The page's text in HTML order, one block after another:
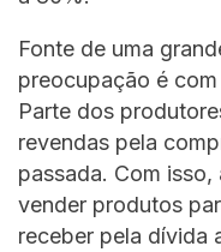
Fonte de uma
preocupação é
Parte dos
revendas pela
passada. Com isso,
vender produtos
receber pela dívida